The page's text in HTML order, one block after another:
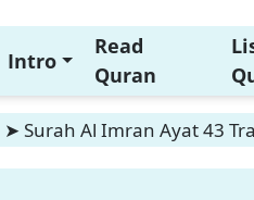
Intro
Read
Quran
➤ Surah Al Imran Ayat 43